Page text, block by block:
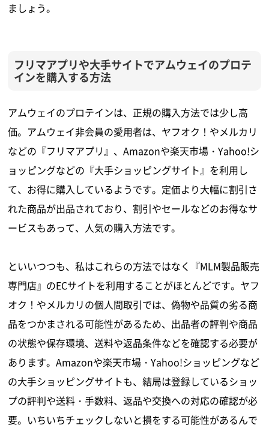
ましょう。
フリマアプリや大手サイトでアムウェイのプロテ
インを購入する方法
アムウェイのプロテインは、正規の購入方法では少し高
価。アムウェイ非会員の愛用者は、ヤフオク！やメルカリ
などの『フリマアプリ』、Amazonや楽天市場・Yahoo!シ
ョッピングなどの『大手ショッピングサイト』を利用し
て、お得に購入しているようです。定価より大幅に割引さ
れた商品が出品されており、割引やセールなどのお得なサ
ービスもあって、人気の購入方法です。
といいつつも、私はこれらの方法ではなく『MLM製品販売
専門店』のECサイトを利用することがほとんどです。ヤフ
オク！やメルカリの個人間取引では、偽物や品質の劣る商
品をつかまされる可能性があるため、出品者の評判や商品
の状態や保存環境、送料や返品条件などを確認する必要が
あります。Amazonや楽天市場・Yahoo!ショッピングなど
の大手ショッピングサイトも、結局は登録しているショッ
プの評判や送料・手数料、返品や交換への対応の確認が必
要。いちいちチェックしないと損をする可能性があるんで